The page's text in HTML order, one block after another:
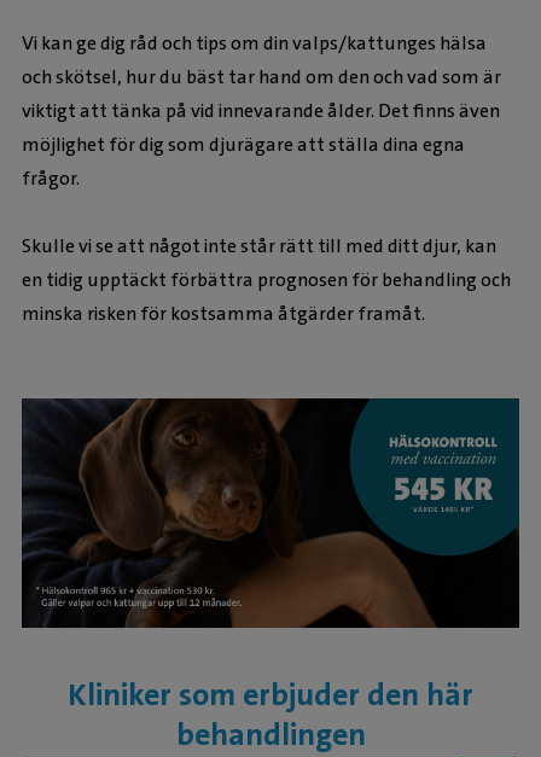
Vi kan ge dig råd och tips om din valps/kattunges hälsa
och skötsel, hur du bäst tar hand om den och vad som är
viktigt att tänka på vid innevarande ålder. Det finns även
möjlighet för dig som djurägare att ställa dina egna
frågor.
Skulle vi se att något inte står rätt till med ditt djur, kan
en tidig upptäckt förbättra prognosen för behandling och
minska risken för kostsamma åtgärder framåt.
Kliniker som erbjuder den här
behandlingen